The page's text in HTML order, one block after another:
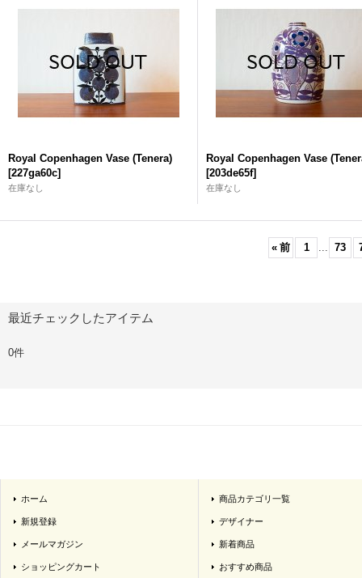
Royal Copenhagen Vase (Tenera)
[227ga60c]
在庫なし
Royal Copenhagen Vase
[203de65f]
在庫なし
« 前 1 ... 73
最近チェックしたアイテム
0件
ホーム
新規登録
メールマガジン
ショッピングカート
商品カテゴリ一覧
デザイナー
新着商品
おすすめ商品